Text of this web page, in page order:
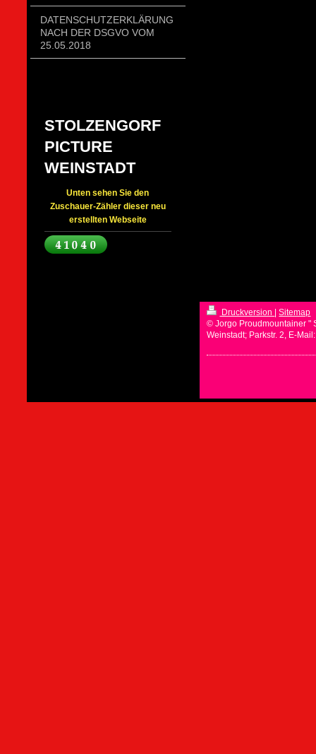
DATENSCHUTZERKLÄRUNG
NACH DER DSGVO VOM
25.05.2018
STOLZENGORF
PICTURE
WEINSTADT
Unten sehen Sie den
Zuschauer-Zähler dieser neu
erstellten Webseite
Druckversion
Sitemap
© Jorgo Proudmountainer "
Weinstadt; Parkstr. 2, E-